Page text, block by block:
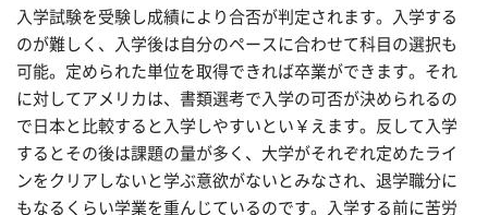
入学試験を受験し成績により合否が判定されます。入学する
のが難しく、入学後は自分のペースに合わせて科目の選択も
可能。定められた単位を取得できれば卒業ができます。それ
に対してアメリカは、書類選考で入学の可否が決められるの
で日本と比較すると入学しやすいとい￥えます。反して入学
するとその後は課題の量が多く、大学がそれぞれ定めたライ
ンをクリアしないと学ぶ意欲がないとみなされ、退学職分に
もなるくらい学業を重んじているのです。入学する前に苦労